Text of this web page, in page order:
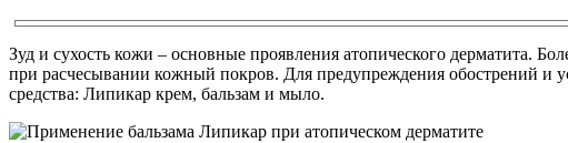
Зуд и сухость кожи – основные проявления атопического дерматита.
при расчесывании кожный покров. Для предупреждения обострений и
средства: Липикар крем, бальзам и мыло.